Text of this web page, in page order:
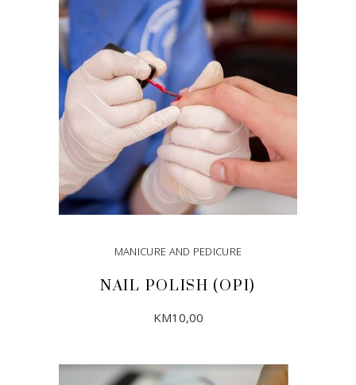
MANICURE AND PEDICURE
NAIL POLISH (OPI)
KM10,00
ADD TO CART